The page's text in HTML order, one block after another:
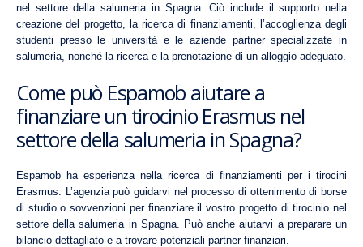
nel settore della salumeria in Spagna. Ciò include il supporto nella
creazione del progetto, la ricerca di finanziamenti, l’accoglienza degli
studenti presso le università e le aziende partner specializzate in
salumeria, nonché la ricerca e la prenotazione di un alloggio adeguato.
Come può Espamob aiutare a
finanziare un tirocinio Erasmus nel
settore della salumeria in Spagna?
Espamob ha esperienza nella ricerca di finanziamenti per i tirocini
Erasmus. L’agenzia può guidarvi nel processo di ottenimento di borse
di studio o sovvenzioni per finanziare il vostro progetto di tirocinio nel
settore della salumeria in Spagna. Può anche aiutarvi a preparare un
bilancio dettagliato e a trovare potenziali partner finanziari.